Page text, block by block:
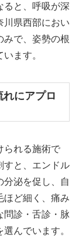
ると、呼吸が深
川県西部におい
みで、姿勢の根
ます。
にアプロ
られる施術で
すと、エンドル
分泌を促し、自
ほど細く、痛み
問診・舌診・脉
んでいます。